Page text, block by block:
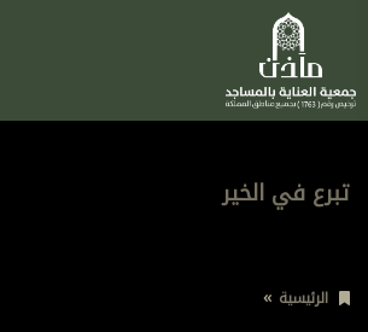
تبرع في الخير
الرئيسية